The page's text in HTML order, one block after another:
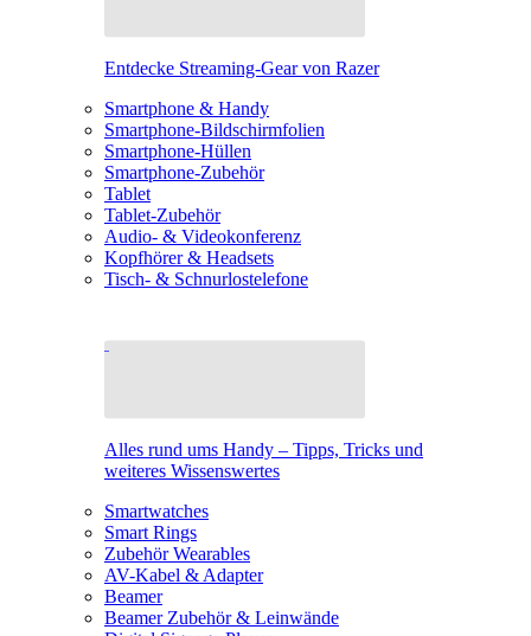
Entdecke Streaming-Gear von Razer
Smartphone & Handy
Smartphone-Bildschirmfolien
Smartphone-Hüllen
Smartphone-Zubehör
Tablet
Tablet-Zubehör
Audio- & Videokonferenz
Kopfhörer & Headsets
Tisch- & Schnurlostelefone
Alles rund ums Handy – Tipps, Tricks und
weiteres Wissenswertes
Smartwatches
Smart Rings
Zubehör Wearables
AV-Kabel & Adapter
Beamer
Beamer Zubehör & Leinwände